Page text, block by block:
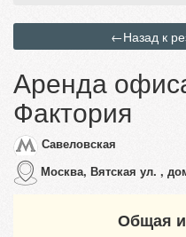
←Назад к
Аренда
Фактория
Савеловская
Москва, Вятская ул. ,
Общая